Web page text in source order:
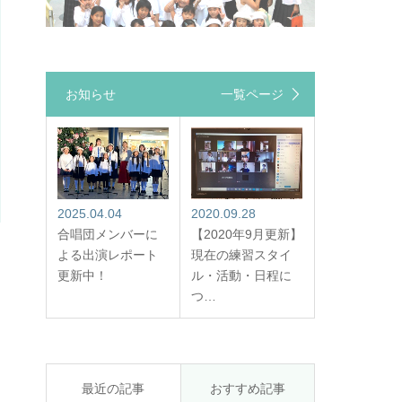
お知らせ 一覧ページ
2025.04.04
合唱団メンバーに
よる出演レポート
更新中！
2020.09.28
【2020年9月更新】
現在の練習スタイ
ル・活動・日程に
つ…
最近の記事 おすすめ記事